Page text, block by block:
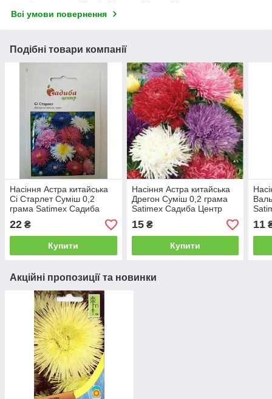
Всі умови повернення
Подібні товари компанії
Насіння Астра китайська
Сі Старлет Суміш 0,2
грама Satimex Садиба
Центр
22 ₴
Купити
Насіння Астра китайська
Дрегон Суміш 0,2 грама
Satimex Садиба Центр
15₴
Купити
11
Акційні пропозиції та новинки